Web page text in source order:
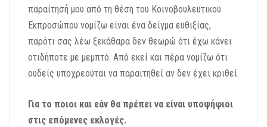
παραίτησή μου από τη θέση του Κοινοβουλευτικού
Εκπροσώπου νομίζω είναι ένα δείγμα ευθιξίας,
παρότι σας λέω ξεκάθαρα δεν θεωρώ ότι έχω κάνει
οτιδήποτε με μεμπτό. Από εκεί και πέρα νομίζω ότι
ουδείς υποχρεούται να παραιτηθεί αν δεν έχει κριθεί.
Για το ποιοι και εάν θα πρέπει να είναι υποψήφιοι
στις επόμενες εκλογές.